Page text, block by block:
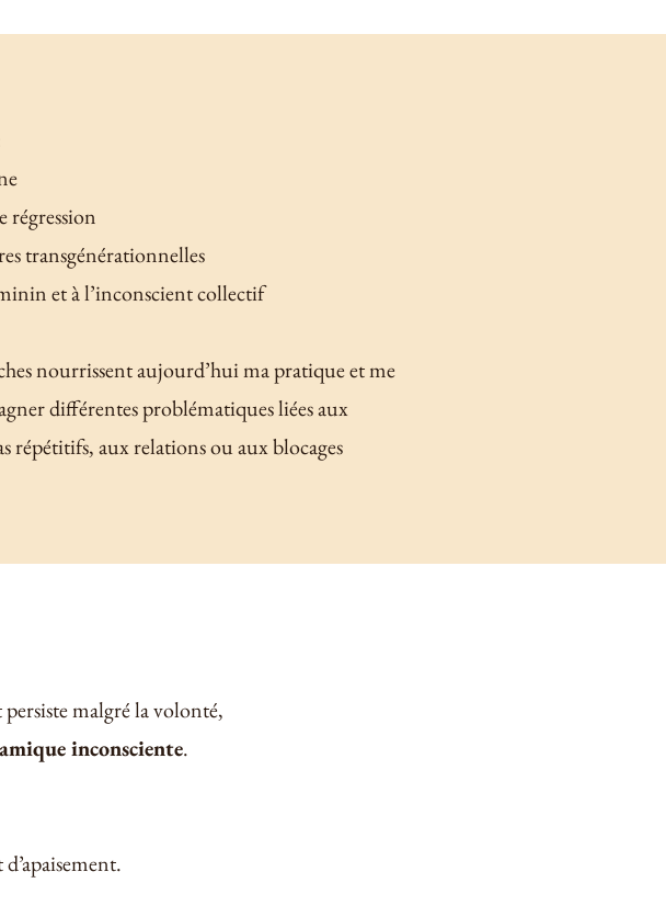
régression
transgénérationnelles
et à l’inconscient collectif
nourrissent aujourd’hui ma pratique et me
différentes problématiques liées aux
répétitifs, aux relations ou aux blocages
malgré la volonté,
inconsciente.